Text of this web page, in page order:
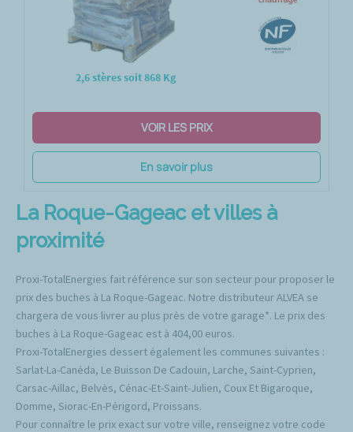
2,6 stères soit 868 Kg
VOIR LES PRIX
En savoir plus
La Roque-Gageac et villes à
proximité
Proxi-TotalEnergies fait référence sur son secteur pour proposer le
prix des buches à La Roque-Gageac. Notre distributeur ALVEA se
chargera de vous livrer au plus près de votre garage*. Le prix des
buches à La Roque-Gageac est à 404,00 euros.
Proxi-TotalEnergies dessert également les communes suivantes :
Sarlat-La-Canéda, Le Buisson De Cadouin, Larche, Saint-Cyprien,
Carsac-Aillac, Belvès, Cénac-Et-Saint-Julien, Coux Et Bigaroque,
Domme, Siorac-En-Périgord, Proissans.
Pour connaître le prix exact sur votre ville, renseignez votre code